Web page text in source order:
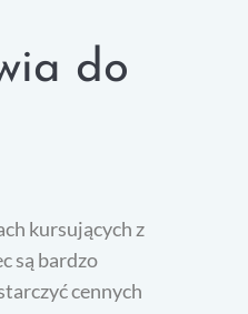
do
kursujących z
są bardzo
cennych